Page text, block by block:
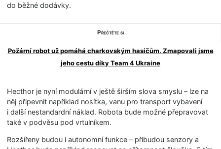
do běžné dodávky.
Přečtěte si
Požární robot už pomáhá charkovským hasičům. Zmapovali jsme
jeho cestu díky Team 4 Ukraine
Hecthor je nyní modulární v ještě širším slova smyslu – lze na
něj připevnit například nosítka, vanu pro transport vybavení
i další nestandardní náklad. Robota bude možné přepravovat
také v podvěsu pod vrtulníkem.
Rozšířeny budou i autonomní funkce – přibudou senzory a